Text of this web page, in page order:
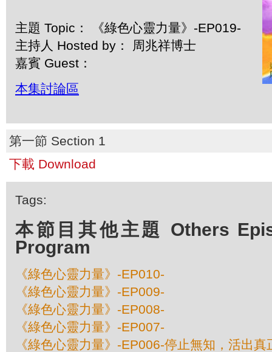
主題 Topic： 《綠色心靈力量》-EP019-
主持人 Hosted by： 周兆祥博士
嘉賓 Guest：
本集討論區
第一節 Section 1
下載 Download
Tags:
本節目其他主題 Others
Program
《綠色心靈力量》-EP010-
《綠色心靈力量》-EP009-
《綠色心靈力量》-EP008-
《綠色心靈力量》-EP007-
《綠色心靈力量》-EP006-停止無知，活出真